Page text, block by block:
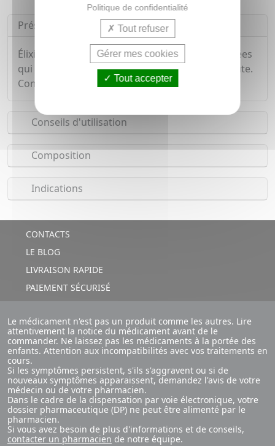
Présentation
Élixir à base d'eau de fleurs, aux propriétés variées
qui permet de gérer les états de Manque d'écoute.
Conditionnement : flacon compte gouttes.
Conseils d'utilisation
Composition
Indications
CONTACTS
LE BLOG
LIVRAISON RAPIDE
PAIEMENT SÉCURISÉ
Le médicament n'est pas un produit comme les autres. Lire
attentivement la notice du médicament avant de le
commander. Ne laissez pas les médicaments à la portée des
enfants. Attention aux incompatibilités avec vos traitements en
cours.
Si les symptômes persistent, s'ils s'aggravent ou si de
nouveaux symptômes apparaissent, demandez l'avis de votre
médecin ou de votre pharmacien.
Dans le cadre de la dispensation par voie électronique, votre
dossier pharmaceutique (DP) ne peut être alimenté par le
pharmacien.
Si vous avez besoin de plus d'informations et de conseils,
contacter un pharmacien de notre équipe.
Politique de confidentialité
Tout refuser
Gérer mes cookies
Tout accepter